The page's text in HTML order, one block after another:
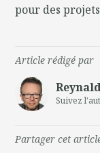
pour des
Article rédigé par
Suivez
Partager cet